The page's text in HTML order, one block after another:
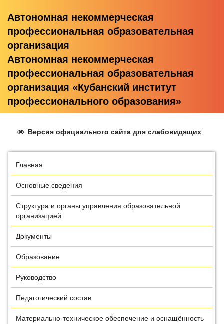
Автономная некоммерческая
профессиональная образовательная
организация
Автономная некоммерческая
профессиональная образовательная
организация «Кубанский институт
профессионального образования»
Версия официального сайта для слабовидящих
Главная
Основные сведения
Структура и органы управления образовательной
организацией
Документы
Образование
Руководство
Педагогический состав
Материально-техническое обеспечение и оснащённость